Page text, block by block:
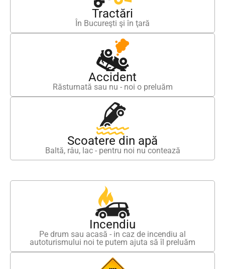
Tractări
În Bucureşti şi în ţară
Accident
Răsturnată sau nu - noi o preluăm
Scoatere din apă
Baltă, râu, lac - pentru noi nu contează
Incendiu
Pe drum sau acasă - in caz de incendiu al
autoturismului noi te putem ajuta să îl preluăm